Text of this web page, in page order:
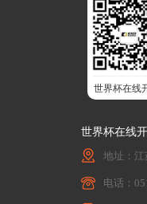
世界杯在线
份
世界杯在线
地址：江
电话：